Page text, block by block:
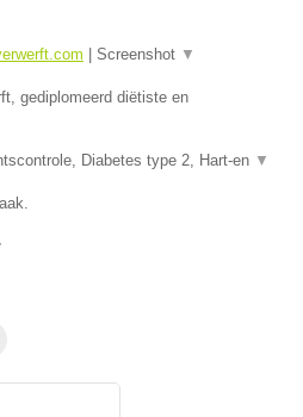
Screenshot ▼
gediplomeerd diëtiste en
Diabetes type 2, Hart-en ▼